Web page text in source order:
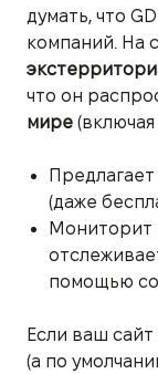
думать, что
компаний. На
что он
мире
(даже
Мониторит
помощью
Если ваш
(а по